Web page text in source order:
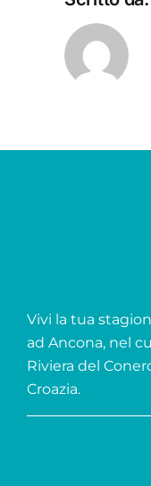
Vivi la tua
ad Ancona, nel
Riviera del
Croazia.